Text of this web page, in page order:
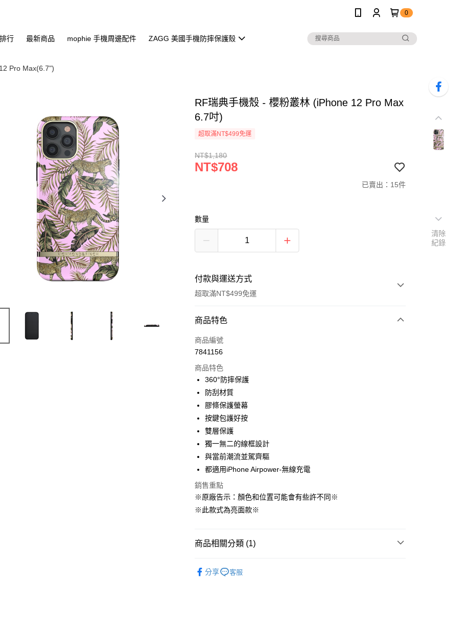
0
行 最新商品 mophie 手機周邊配件 ZAGG 美國手機防摔保護殼
Pro Max(6.7")
RF瑞典手機殼 - 櫻粉叢林 (iPhone 12 Pro Max
6.7吋)
超取滿NT$499免運
NT$1,180
NT$708
已賣出：15件
數量
付款與運送方式
超取滿NT$499免運
付款方式
信用卡一次付款
LINE Pay
Apple Pay
街口支付
悠遊付
AFTEE先享後付
相關說明
【關於「AFTEE先享後付」】
AFTEE先享後付是「在收到商品之後才付款」的支付方式。 讓您購物簡單
便利好安心！
１．簡單：不需註冊會員、不需綁卡、不需儲值。
２．便利：只要手機號碼，簡訊認證，即可結帳。
【「AFTEE先享後付」結帳流程】
１．於結帳方式選擇「AFTEE先享後付」後，將跳轉至「AFTEE先享後
２．訂單成立數日內，您將收到繳費通知簡訊。
３．收到繳費通知簡訊後14天內，點擊此簡訊中的連結，可透過四大超商
ATM付款
運送方式
每筆NT$60，滿NT$499(含以上)免運費
付款後全家取貨
商品特色
商品編號
7841156
商品特色
360°防摔保護
防刮材質
膠條保護螢幕
按鍵包護好按
雙層保護
獨一無二的線框設計
與當前潮流並駕齊驅
都適用iPhone Airpower-無線充電
銷售重點
※原廠告示：顏色和位置可能會有些許不同※
※此款式為亮面款※
商品相關分類 (1)
Max(6.7")
分享 客服
清除
紀錄